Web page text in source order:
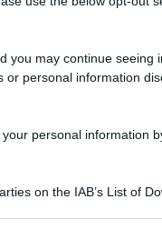
you may continue seeing
or personal information
personal information
on the IAB’s List of